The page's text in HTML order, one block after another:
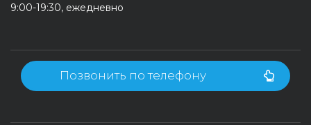
9:00-19:30, ежедневно
Позвонить по телефону